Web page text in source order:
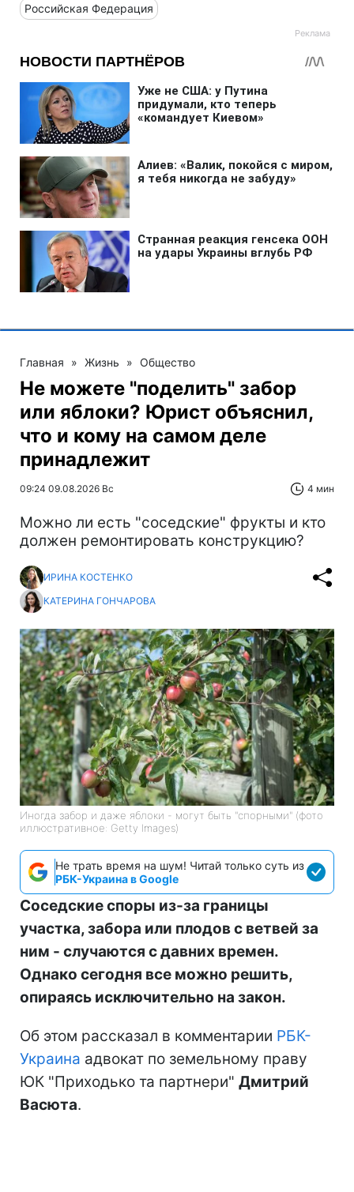
Российская Федерация
Главная » Жизнь » Общество
Не можете "поделить" забор
или яблоки? Юрист объяснил,
что и кому на самом деле
принадлежит
09:24 09.08.2026 Вс 4 мин
Можно ли есть "соседские" фрукты и кто
должен ремонтировать конструкцию?
ИРИНА КОСТЕНКО
КАТЕРИНА ГОНЧАРОВА
Иногда забор и даже яблоки - могут быть "спорными" (фото
иллюстративное: Getty Images)
Не трать время на шум! Читай только суть из
РБК-Украина в Google
Соседские споры из-за границы
участка, забора или плодов с ветвей за
ним - случаются с давних времен.
Однако сегодня все можно решить,
опираясь исключительно на закон.
Об этом рассказал в комментарии РБК-
Украина адвокат по земельному праву
ЮК "Приходько та партнери" Дмитрий
Васюта.